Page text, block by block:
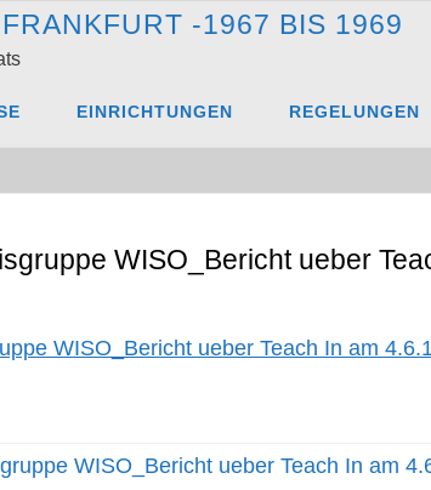
FRANKFURT -1967 BIS 1969
EINRICHTUNGEN REGELUNGEN
ueber Teach In am 4.6.1969
WISO_Bericht ueber
WISO_Bericht ueber Teach In am
WISO_Bericht ueber Teach In am